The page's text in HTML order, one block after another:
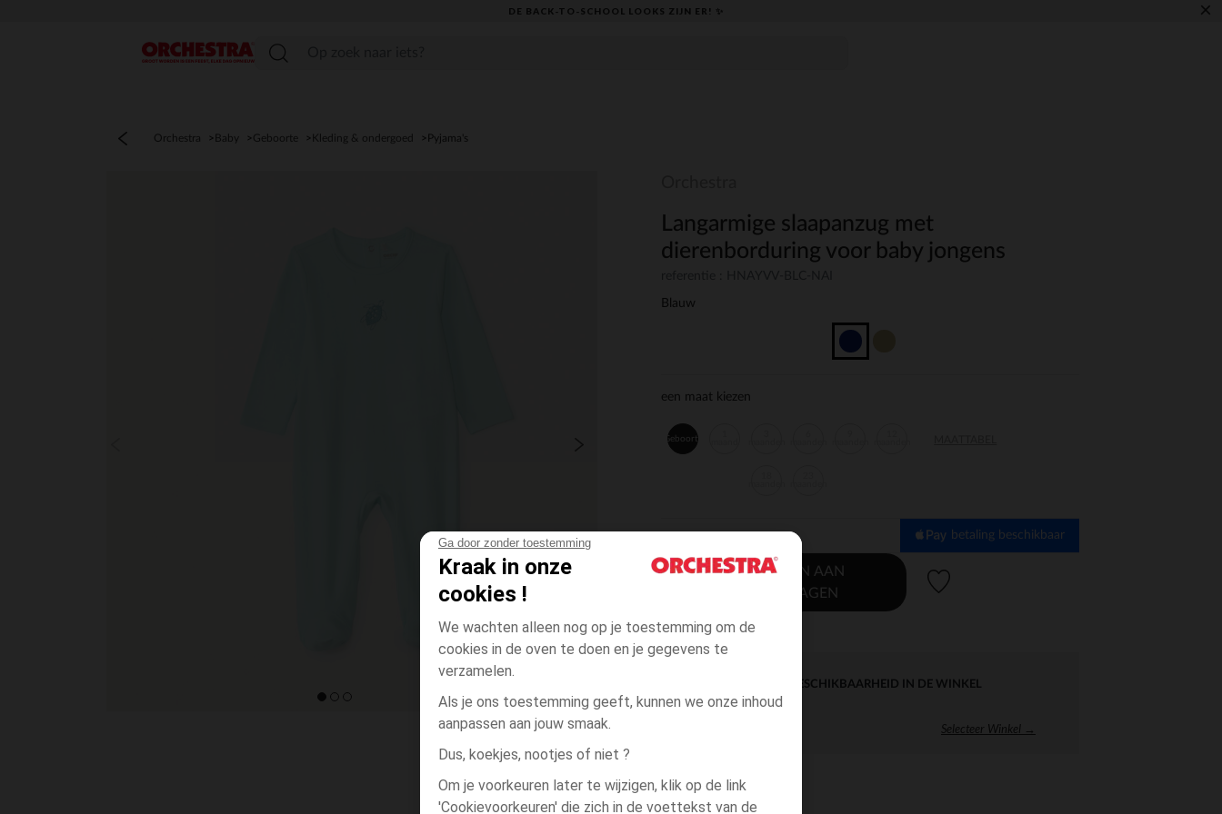
Ga door zonder toestemming
Kraak in onze
cookies !
We wachten alleen nog op je toestemming om de
cookies in de oven te doen en je gegevens te
verzamelen.
Als je ons toestemming geeft, kunnen we onze inhoud
aanpassen aan jouw smaak.
Dus, koekjes, nootjes of niet ?
Om je voorkeuren later te wijzigen, klik op de link
'Cookievoorkeuren' die zich in de voettekst van de
DE BACK-TO-SCHOOL LOOKS ZIJN ER! ✨ ×
menu
Orchestra Baby Geboorte Kleding & ondergoed Pyjama's
Langarmige slaapanzug met
dierenborduring voor baby jongens
Blauw
een maat kiezen
Geboorte
betaling beschikbaar
TOEVOEGEN AAN
WINKELWAGEN
DIRECTE BESCHIKBAARHEID IN DE WINKEL
Selecteer Winkel →